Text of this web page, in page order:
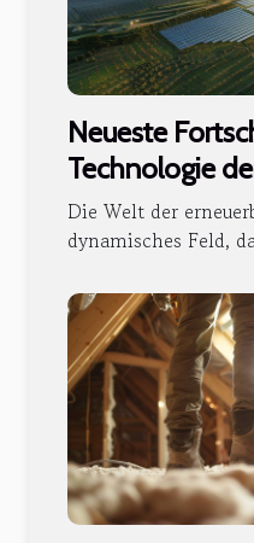
Neueste
Technologie
Energien und
Die Welt der
dynamisches Feld,